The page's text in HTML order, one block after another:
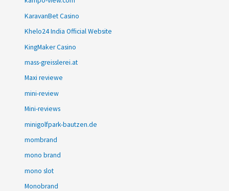
KaravanBet Casino
Khelo24 India Official Website
KingMaker Casino
mass-greisslerei.at
Maxi reviewe
mini-review
Mini-reviews
minigolfpark-bautzen.de
mombrand
mono brand
mono slot
Monobrand